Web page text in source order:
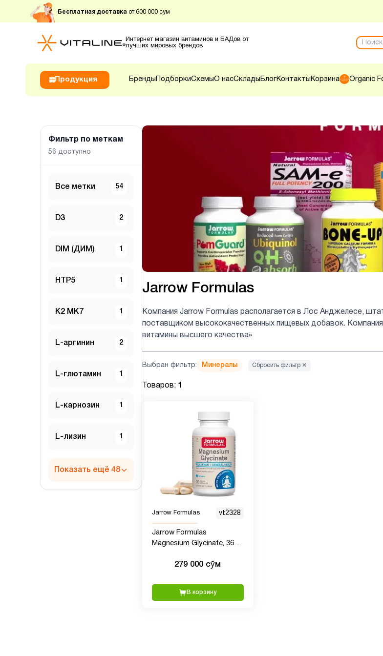
Бесплатная доставка от 600 000 сум
Интернет магазин витаминов и БАДов от
лучших мировых брендов
Продукция Бренды ПодборкиСхемыО насСклады БлогКонтакты Корзина Organic
Фильтр по меткам
56 доступно
Все метки 54
D3 2
DIM (ДИМ) 1
HTP5 1
K2 MK7 1
L-аргинин 2
L-глютамин 1
L-карнозин 1
L-лизин 1
Показать ещё 48
Jarrow Formulas
Компания Jarrow Formulas располагается в Лос Анджелесе,
поставщиком высококачественных пищевых добавок.
витамины высшего качества»
Выбран фильтр: Минералы Сбросить фильтр ✕
Товаров: 1
Jarrow Formulas vt2328
Jarrow Formulas
Magnesium Glycinate, 360
279 000 сӯм
В корзину